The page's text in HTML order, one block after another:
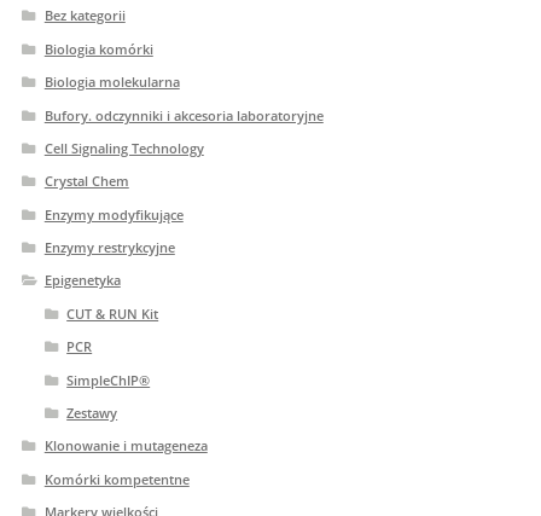
Bez kategorii
Biologia komórki
Biologia molekularna
Bufory. odczynniki i akcesoria laboratoryjne
Cell Signaling Technology
Crystal Chem
Enzymy modyfikujące
Enzymy restrykcyjne
Epigenetyka
CUT & RUN Kit
PCR
SimpleChIP®
Zestawy
Klonowanie i mutageneza
Komórki kompetentne
Markery wielkości